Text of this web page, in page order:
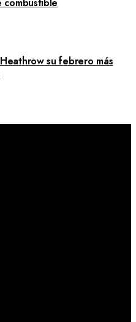
combustible
su febrero más